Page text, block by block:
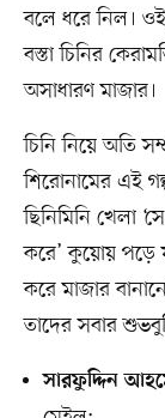
বলে ধরে নিল।
বস্তা চিনির
অসাধারণ মাজার।
চিনি নিয়ে অতি
শিরোনামের এই
ছিনিমিনি খেলা
করে’ কুয়োয় পড়ে
করে মাজার
তাদের সবার
সারফুদ্দিন